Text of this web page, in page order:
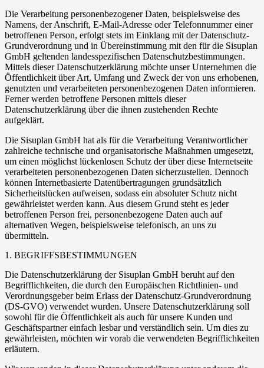
Die Verarbeitung personenbezogener Daten, beispielsweise des
Namens, der Anschrift, E-Mail-Adresse oder Telefonnummer einer
betroffenen Person, erfolgt stets im Einklang mit der Datenschutz-
Grundverordnung und in Übereinstimmung mit den für die Sisuplan
GmbH geltenden landesspezifischen Datenschutzbestimmungen.
Mittels dieser Datenschutzerklärung möchte unser Unternehmen die
Öffentlichkeit über Art, Umfang und Zweck der von uns erhobenen,
genutzten und verarbeiteten personenbezogenen Daten informieren.
Ferner werden betroffene Personen mittels dieser
Datenschutzerklärung über die ihnen zustehenden Rechte
aufgeklärt.
Die Sisuplan GmbH hat als für die Verarbeitung Verantwortlicher
zahlreiche technische und organisatorische Maßnahmen umgesetzt,
um einen möglichst lückenlosen Schutz der über diese Internetseite
verarbeiteten personenbezogenen Daten sicherzustellen. Dennoch
können Internetbasierte Datenübertragungen grundsätzlich
Sicherheitslücken aufweisen, sodass ein absoluter Schutz nicht
gewährleistet werden kann. Aus diesem Grund steht es jeder
betroffenen Person frei, personenbezogene Daten auch auf
alternativen Wegen, beispielsweise telefonisch, an uns zu
übermitteln.
1. BEGRIFFSBESTIMMUNGEN
Die Datenschutzerklärung der Sisuplan GmbH beruht auf den
Begrifflichkeiten, die durch den Europäischen Richtlinien- und
Verordnungsgeber beim Erlass der Datenschutz-Grundverordnung
(DS-GVO) verwendet wurden. Unsere Datenschutzerklärung soll
sowohl für die Öffentlichkeit als auch für unsere Kunden und
Geschäftspartner einfach lesbar und verständlich sein. Um dies zu
gewährleisten, möchten wir vorab die verwendeten Begrifflichkeiten
erläutern.